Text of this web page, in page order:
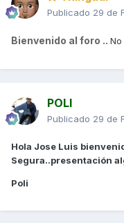
Publicado 29 de
Bienvenido al foro ..
POLI
Publicado 29 de
Hola Jose Luis
Segura..presentación
Poli